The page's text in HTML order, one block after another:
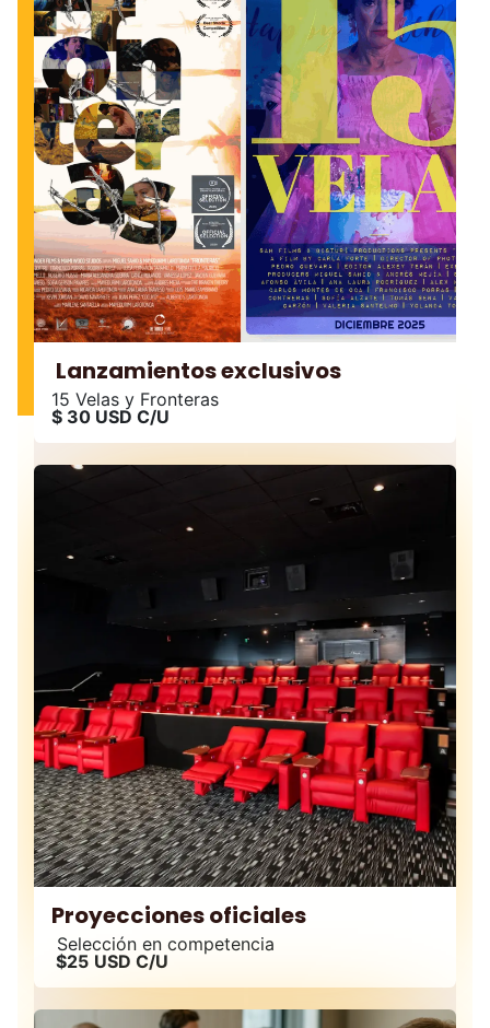
Lanzamientos exclusivos
15 Velas y Fronteras
$ 30 USD C/U
Proyecciones oficiales
Selección en competencia
$25 USD C/U